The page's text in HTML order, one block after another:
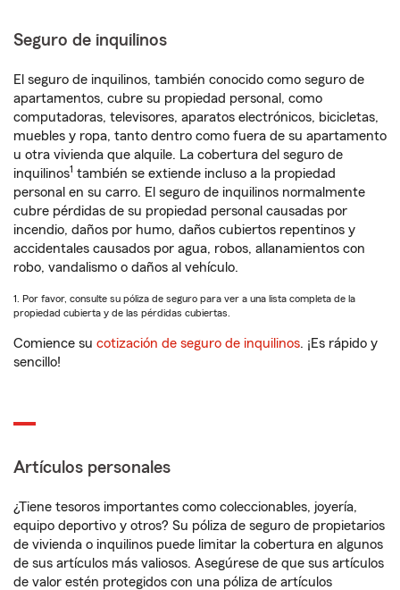
Seguro de inquilinos
El seguro de inquilinos, también conocido como seguro de
apartamentos, cubre su propiedad personal, como
computadoras, televisores, aparatos electrónicos, bicicletas,
muebles y ropa, tanto dentro como fuera de su apartamento
u otra vivienda que alquile. La cobertura del seguro de
inquilinos1 también se extiende incluso a la propiedad
personal en su carro. El seguro de inquilinos normalmente
cubre pérdidas de su propiedad personal causadas por
incendio, daños por humo, daños cubiertos repentinos y
accidentales causados por agua, robos, allanamientos con
robo, vandalismo o daños al vehículo.
1. Por favor, consulte su póliza de seguro para ver a una lista completa de la
propiedad cubierta y de las pérdidas cubiertas.
Comience su cotización de seguro de inquilinos. ¡Es rápido y
sencillo!
Artículos personales
¿Tiene tesoros importantes como coleccionables, joyería,
equipo deportivo y otros? Su póliza de seguro de propietarios
de vivienda o inquilinos puede limitar la cobertura en algunos
de sus artículos más valiosos. Asegúrese de que sus artículos
de valor estén protegidos con una póliza de artículos